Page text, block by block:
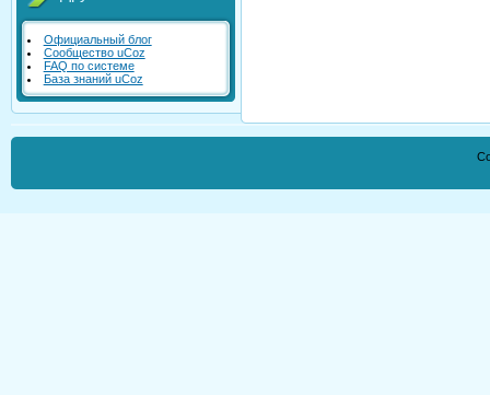
Официальный блог
Сообщество uCoz
FAQ по системе
База знаний uCoz